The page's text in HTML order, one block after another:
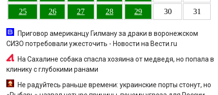
25 26 27 28 29 30 31
Приговор американцу Гилману за драки в воронежском
СИЗО потребовали ужесточить - Новости на Вести.ru
На Сахалине собака спасла хозяина от медведя, но попала в
клинику с глубокими ранами
Не радуйтесь раньше времени: украинские порты стонут, но